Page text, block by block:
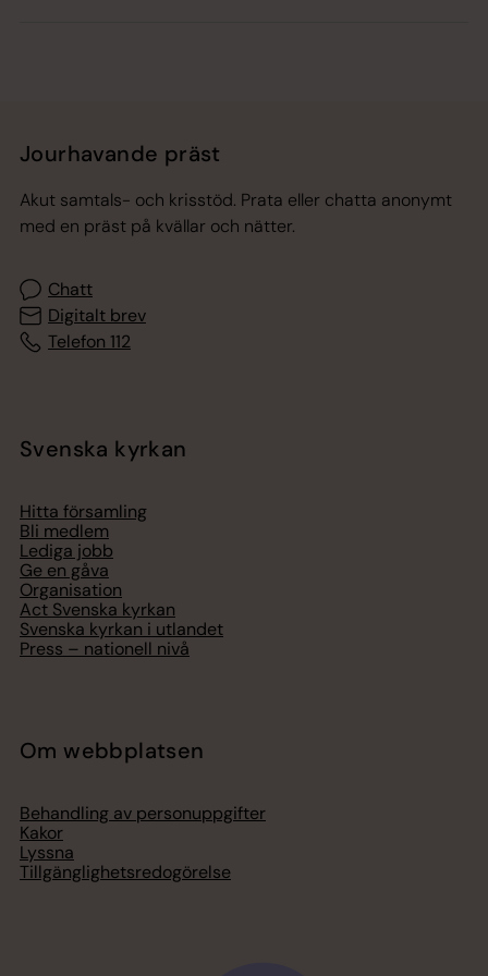
Jourhavande präst
Akut samtals- och krisstöd. Prata eller chatta anonymt
med en präst på kvällar och nätter.
Chatt
Digitalt brev
Telefon 112
Svenska kyrkan
Hitta församling
Bli medlem
Lediga jobb
Ge en gåva
Organisation
Act Svenska kyrkan
Svenska kyrkan i utlandet
Press – nationell nivå
Om webbplatsen
Behandling av personuppgifter
Kakor
Lyssna
Tillgänglighetsredogörelse